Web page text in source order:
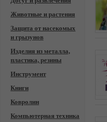
Животные и растения
Защита от насекомых
и грызунов
Изделия из металла,
пластика, резины
Инструмент
Книги
Ковролин
Компьютерная техника